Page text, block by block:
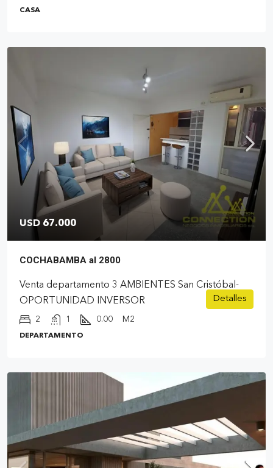
CASA
USD 67.000
COCHABAMBA al 2800
Venta departamento 3 AMBIENTES San Cristóbal-
OPORTUNIDAD INVERSOR
2 1 0.00 M2
DEPARTAMENTO
Detalles